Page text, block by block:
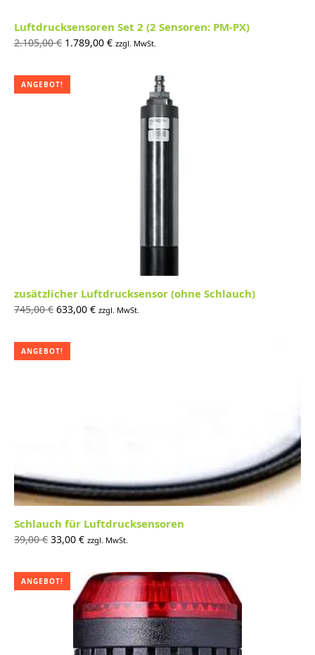
Luftdrucksensoren Set 2 (2 Sensoren: PM-PX)
2.105,00€ Ursprünglicher
2.105,00 €
1.789,00 €Aktueller
1.789,00 €.
zzgl. MwSt.
ANGEBOT!
zusätzlicher Luftdrucksensor (ohne Schlauch)
745,00€ Ursprünglicher
745,00 €
633,00 €Aktueller
zzgl. MwSt.
ANGEBOT!
Schlauch für Luftdrucksensoren
39,00€ Ursprünglicher
39,00 €
33,00 €Aktueller
33,00 €.
zzgl. MwSt.
ANGEBOT!